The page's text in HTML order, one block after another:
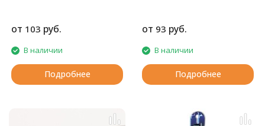
от 103 руб.
В наличии
Подробнее
от 93 руб.
В наличии
Подробнее